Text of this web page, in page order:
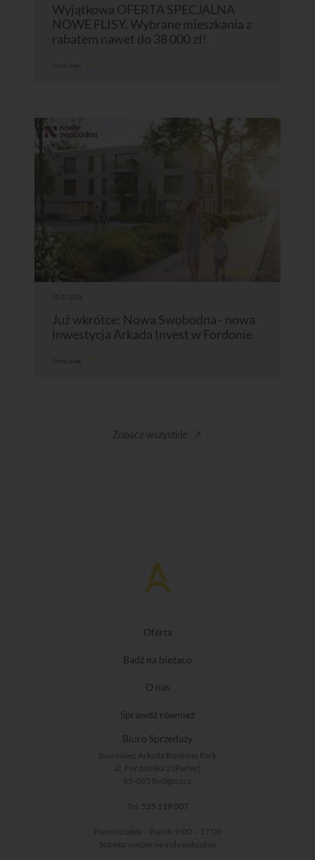
Wyjątkowa OFERTA SPECJALNA
NOWE FLISY. Wybrane mieszkania z
rabatem nawet do 38 000 zł!
15.07.2026
Już wkrótce: Nowa Swobodna - nowa
inwestycja Arkada Invest w Fordonie
Zobacz wszystkie
Oferta
Bądź na bieżąco
O nas
Sprawdź również
Biuro Sprzedaży
Biurowiec Arkada Business Park
ul. Fordońska 2 (Parter)
85-085 Bydgoszcz
Tel. 525 119 007
Poniedziałek – Piątek: 9:00 – 17:00
Sobota: umów się indywidualnie